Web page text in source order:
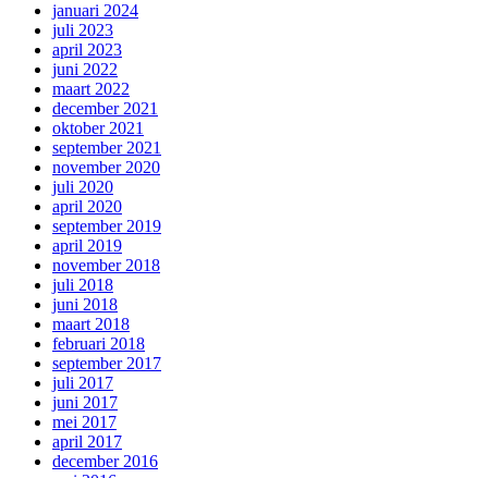
januari 2024
juli 2023
april 2023
juni 2022
maart 2022
december 2021
oktober 2021
september 2021
november 2020
juli 2020
april 2020
september 2019
april 2019
november 2018
juli 2018
juni 2018
maart 2018
februari 2018
september 2017
juli 2017
juni 2017
mei 2017
april 2017
december 2016